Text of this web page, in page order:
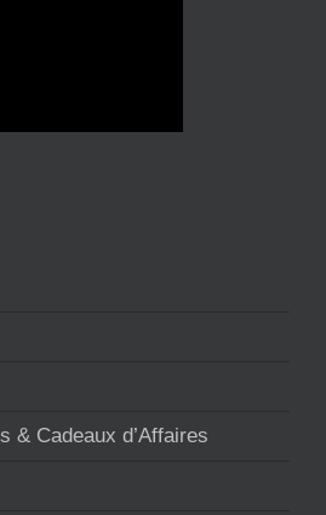
& Cadeaux d’Affaires